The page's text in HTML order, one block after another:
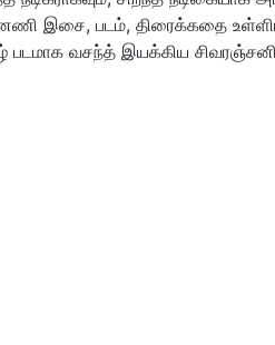
இசை, படம், திரைக்கதை
படமாக வசந்த் இயக்கிய